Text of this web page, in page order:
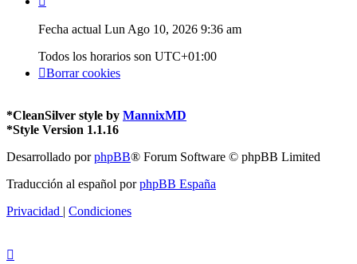
Fecha actual Lun Ago 10, 2026 9:36 am
Todos los horarios son UTC+01:00
Borrar cookies
*CleanSilver style by MannixMD
*Style Version 1.1.16
Desarrollado porphpBB® Forum Software © phpBB Limited
Traducción al español porphpBB España
Privacidad | Condiciones